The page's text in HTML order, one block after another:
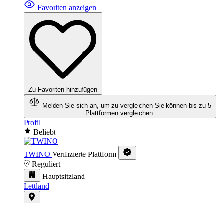
Favoriten anzeigen
Zu Favoriten hinzufügen
Melden Sie sich an, um zu vergleichen Sie können bis zu 5
Plattformen vergleichen.
Profil
Beliebt
TWINO Verifizierte Plattform
Reguliert
Hauptsitzland
Lettland